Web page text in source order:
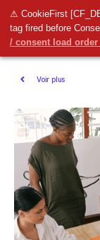
⚠ CookieFirst
tag fired before
/ consent load
Voir plus